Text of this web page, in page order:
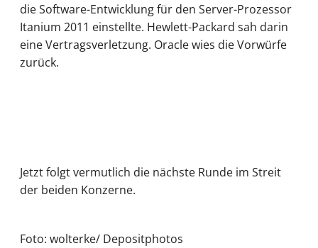
die Software-Entwicklung für den Server-Prozessor
Itanium 2011 einstellte. Hewlett-Packard sah darin
eine Vertragsverletzung. Oracle wies die Vorwürfe
zurück.
Jetzt folgt vermutlich die nächste Runde im Streit
der beiden Konzerne.
Foto: wolterke/ Depositphotos